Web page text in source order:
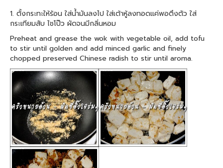
1. ตั้งกระทะให้ร้อน ใส่น้ำมันลงไป ใส่เต้าหู้ลงทอดแค่พอตึงตัว ใส่
กระเทียมสับ ไชโป๊ว ผัดจนมีกลิ่นหอม
Preheat and grease the wok with vegetable oil, add tofu
to stir until golden and add minced garlic and finely
chopped preserved Chinese radish to stir until aroma.